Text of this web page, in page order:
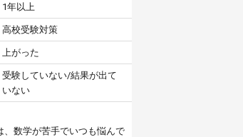
1年以上
高校受験対策
上がった
受験していない/結果が出て
いない
、数学が苦手でいつも悩んで